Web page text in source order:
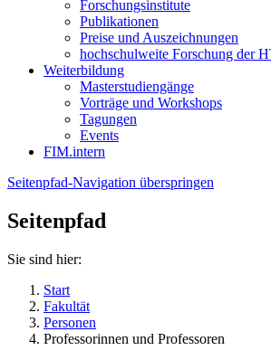
Forschungsinstitute
Publikationen
Preise und Auszeichnungen
hochschulweite Forschung der
Weiterbildung
Masterstudiengänge
Vorträge und Workshops
Tagungen
Events
FIM.intern
Seitenpfad-Navigation überspringen
Seitenpfad
Sie sind hier:
Start
Fakultät
Personen
Professorinnen und Professoren